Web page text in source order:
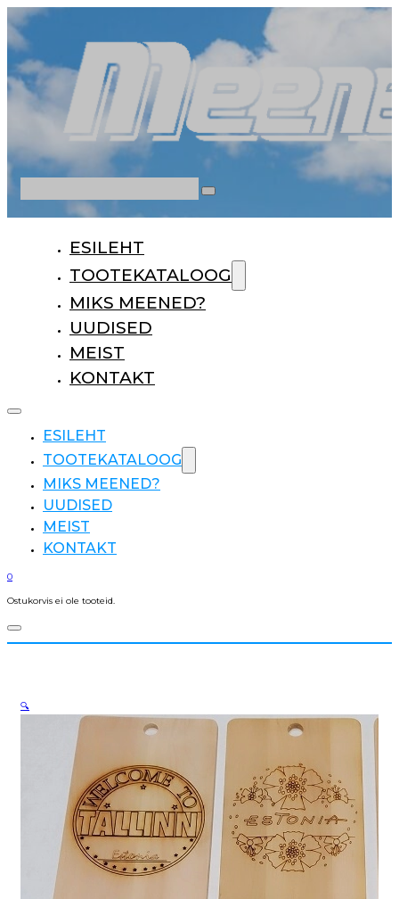
ESILEHT
TOOTEKATALOOG
MIKS MEENED?
UUDISED
MEIST
KONTAKT
ESILEHT
TOOTEKATALOOG
MIKS MEENED?
UUDISED
MEIST
KONTAKT
0
Ostukorvis ei ole tooteid.
🔍